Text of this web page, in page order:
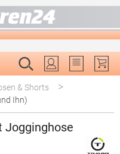
Du hast 0
& Shorts >
Ihn)
Jogginghose